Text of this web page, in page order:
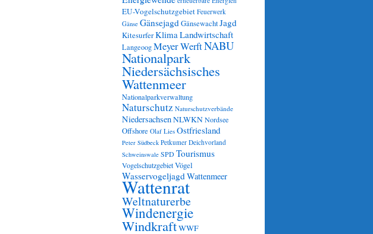
EU-Vogelschutzgebiet Feuerwerk
Gänse GänsejagdGänsewachtJagd
KitesurferKlimaLandwirtschaft
LangeoogMeyer WerftNABU
Nationalpark
Niedersächsisches
Wattenmeer
Nationalparkverwaltung
Naturschutz Naturschutzverbände
NiedersachsenNLWKNNordsee
Offshore Olaf Lies Ostfriesland
Peter Südbeck Petkumer Deichvorland
Schweinswale SPDTourismus
VogelschutzgebietVögel
WasservogeljagdWattenmeer
Wattenrat
Weltnaturerbe
Windenergie
WindkraftWWF